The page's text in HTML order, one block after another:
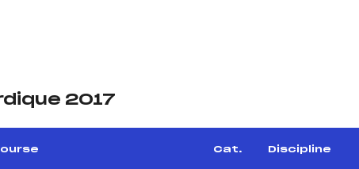
2017
Cat. Discipline